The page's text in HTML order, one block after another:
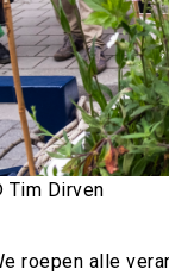
Tim Dirven
roepen alle